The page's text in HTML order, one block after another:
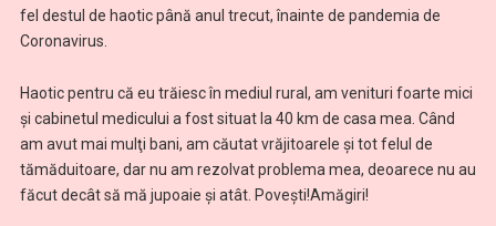
fel destul de haotic până anul trecut, înainte de pandemia de
Coronavirus.
Haotic pentru că eu trăiesc în mediul rural, am venituri foarte mici
şi cabinetul medicului a fost situat la 40 km de casa mea. Când
am avut mai mulţi bani, am căutat vrăjitoarele şi tot felul de
tămăduitoare, dar nu am rezolvat problema mea, deoarece nu au
făcut decât să mă jupoaie și atât. Povești!Amăgiri!